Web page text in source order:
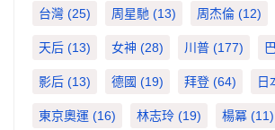
台灣 (25) 周星馳 (13) 周杰倫 (12)
天后 (13) 女神 (28) 川普 (177)
影后 (13) 德國 (19) 拜登 (64) 日
東京奧運 (16) 林志玲 (19) 楊冪 (11)